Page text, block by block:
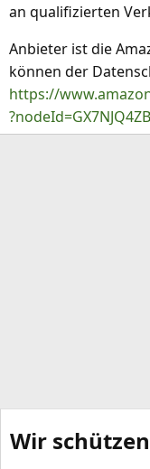
an qualifizierten
Anbieter ist die
können der
https://
Wir